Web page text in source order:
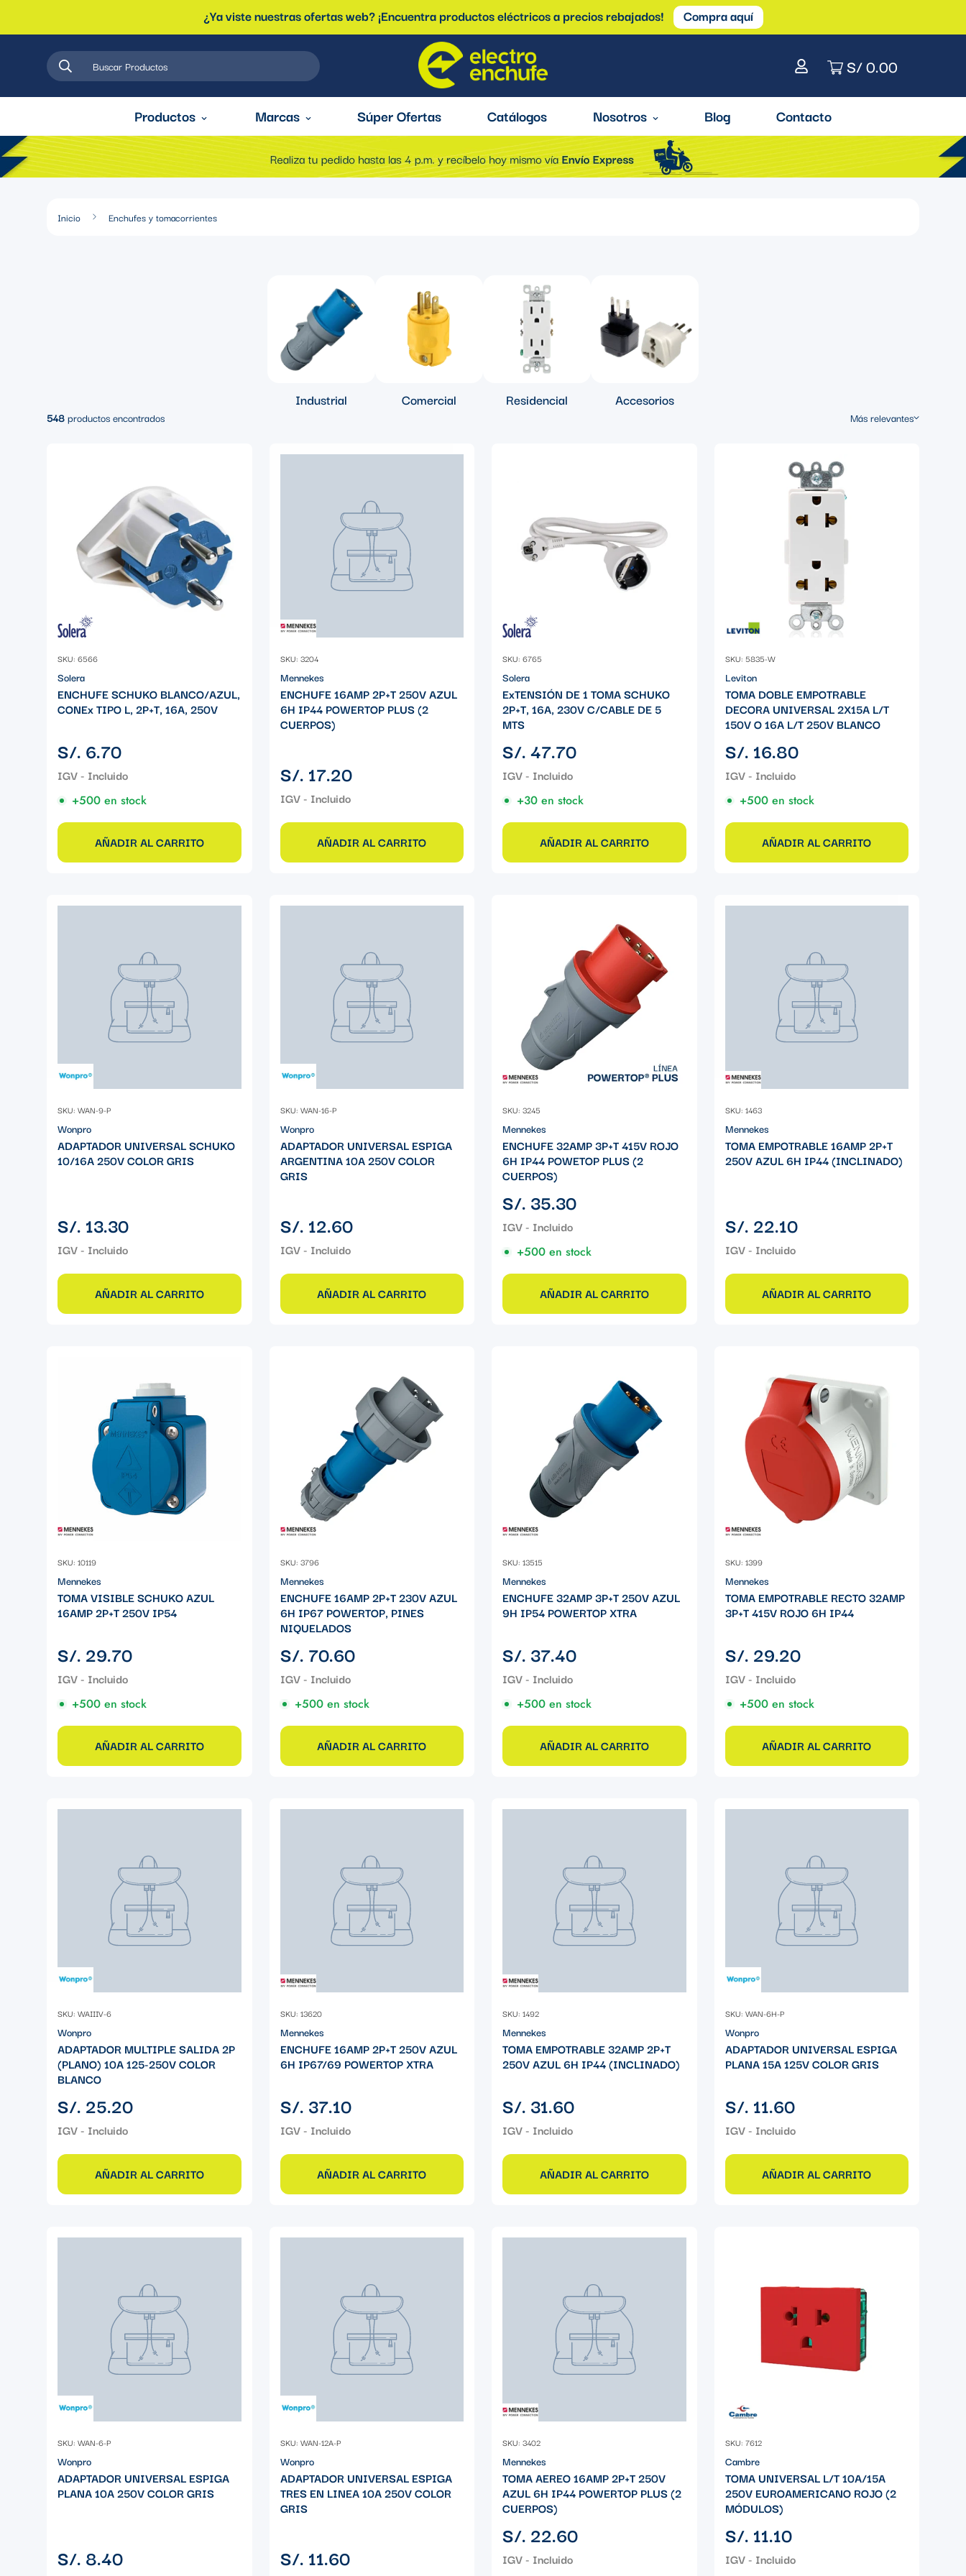
¿Ya viste nuestras ofertas web? ¡Encuentra productos eléctricos a precios rebajados! Compra aquí
Buscar Productos S/ 0.00
Productos Marcas Súper Ofertas Catálogos Nosotros Blog Contacto
Inicio Enchufes y tomacorrientes
Industrial Comercial Residencial Accesorios
548productos encontrados Más relevantes
SKU: 6566
Solera
ENCHUFE SCHUKO BLANCO/AZUL,
CONEx TIPO L, 2P+T, 16A, 250V
Precio
regular
S/. 6.70
+500 en stock
AÑADIR AL CARRITO
SKU: 3204
Mennekes
ENCHUFE 16AMP 2P+T 250V AZUL
6H IP44 POWERTOP PLUS (2
CUERPOS)
Precio
regular
S/. 17.20
AÑADIR AL CARRITO
SKU: 6765
Solera
ExTENSIÓN DE 1 TOMA SCHUKO
2P+T, 16A, 230V C/CABLE DE 5
MTS
Precio
regular
S/. 47.70
+30 en stock
AÑADIR AL CARRITO
SKU: 5835-W
Leviton
TOMA DOBLE EMPOTRABLE
DECORA UNIVERSAL 2X15A L/T
150V O 16A L/T 250V BLANCO
Precio
regular
S/. 16.80
+500 en stock
AÑADIR AL CARRITO
SKU: WAN-9-P
Wonpro
ADAPTADOR UNIVERSAL SCHUKO
10/16A 250V COLOR GRIS
Precio
regular
S/. 13.30
AÑADIR AL CARRITO
SKU: WAN-16-P
Wonpro
ADAPTADOR UNIVERSAL ESPIGA
ARGENTINA 10A 250V COLOR
GRIS
Precio
regular
S/. 12.60
AÑADIR AL CARRITO
SKU: 3245
Mennekes
ENCHUFE 32AMP 3P+T 415V ROJO
6H IP44 POWETOP PLUS (2
CUERPOS)
Precio
regular
S/. 35.30
+500 en stock
AÑADIR AL CARRITO
SKU: 1463
Mennekes
TOMA EMPOTRABLE 16AMP 2P+T
250V AZUL 6H IP44 (INCLINADO)
Precio
regular
S/. 22.10
AÑADIR AL CARRITO
SKU: 10119
Mennekes
TOMA VISIBLE SCHUKO AZUL
16AMP 2P+T 250V IP54
Precio
regular
S/. 29.70
+500 en stock
AÑADIR AL CARRITO
SKU: 3796
Mennekes
ENCHUFE 16AMP 2P+T 230V AZUL
6H IP67 POWERTOP, PINES
NIQUELADOS
Precio
regular
S/. 70.60
+500 en stock
AÑADIR AL CARRITO
SKU: 13515
Mennekes
ENCHUFE 32AMP 3P+T 250V AZUL
9H IP54 POWERTOP XTRA
Precio
regular
S/. 37.40
+500 en stock
AÑADIR AL CARRITO
SKU: 1399
Mennekes
TOMA EMPOTRABLE RECTO 32AMP
3P+T 415V ROJO 6H IP44
Precio
regular
S/. 29.20
+500 en stock
AÑADIR AL CARRITO
SKU: WAIIIV-6
Wonpro
ADAPTADOR MULTIPLE SALIDA 2P
(PLANO) 10A 125-250V COLOR
BLANCO
Precio
regular
S/. 25.20
AÑADIR AL CARRITO
SKU: 13620
Mennekes
ENCHUFE 16AMP 2P+T 250V AZUL
6H IP67/69 POWERTOP XTRA
Precio
regular
S/. 37.10
AÑADIR AL CARRITO
SKU: 1492
Mennekes
TOMA EMPOTRABLE 32AMP 2P+T
250V AZUL 6H IP44 (INCLINADO)
Precio
regular
S/. 31.60
AÑADIR AL CARRITO
SKU: WAN-6H-P
Wonpro
ADAPTADOR UNIVERSAL ESPIGA
PLANA 15A 125V COLOR GRIS
Precio
regular
S/. 11.60
AÑADIR AL CARRITO
SKU: WAN-6-P
Wonpro
ADAPTADOR UNIVERSAL ESPIGA
PLANA 10A 250V COLOR GRIS
Precio
regular
S/. 8.40
SKU: WAN-12A-P
Wonpro
ADAPTADOR UNIVERSAL ESPIGA
TRES EN LINEA 10A 250V COLOR
GRIS
Precio
regular
S/. 11.60
SKU: 3402
Mennekes
TOMA AEREO 16AMP 2P+T 250V
AZUL 6H IP44 POWERTOP PLUS (2
CUERPOS)
Precio
regular
S/. 22.60
SKU: 7612
Cambre
TOMA UNIVERSAL L/T 10A/15A
250V EUROAMERICANO ROJO (2
MÓDULOS)
Precio
regular
S/. 11.10